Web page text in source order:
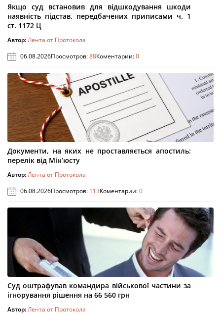
Якщо суд встановив для відшкодування шкоди
наявність підстав, передбачених приписами ч. 1
ст. 1172 Ц
Автор:Лента от Протокола
06.08.2026Просмотров:88Коментарии:0
Документи, на яких не проставляється апостиль:
перелік від Мін’юсту
Автор:Лента от Протокола
06.08.2026Просмотров: 113Коментарии:0
Суд оштрафував командира військової частини за
ігнорування рішення на 66 560 грн
Автор:Лента от Протокола